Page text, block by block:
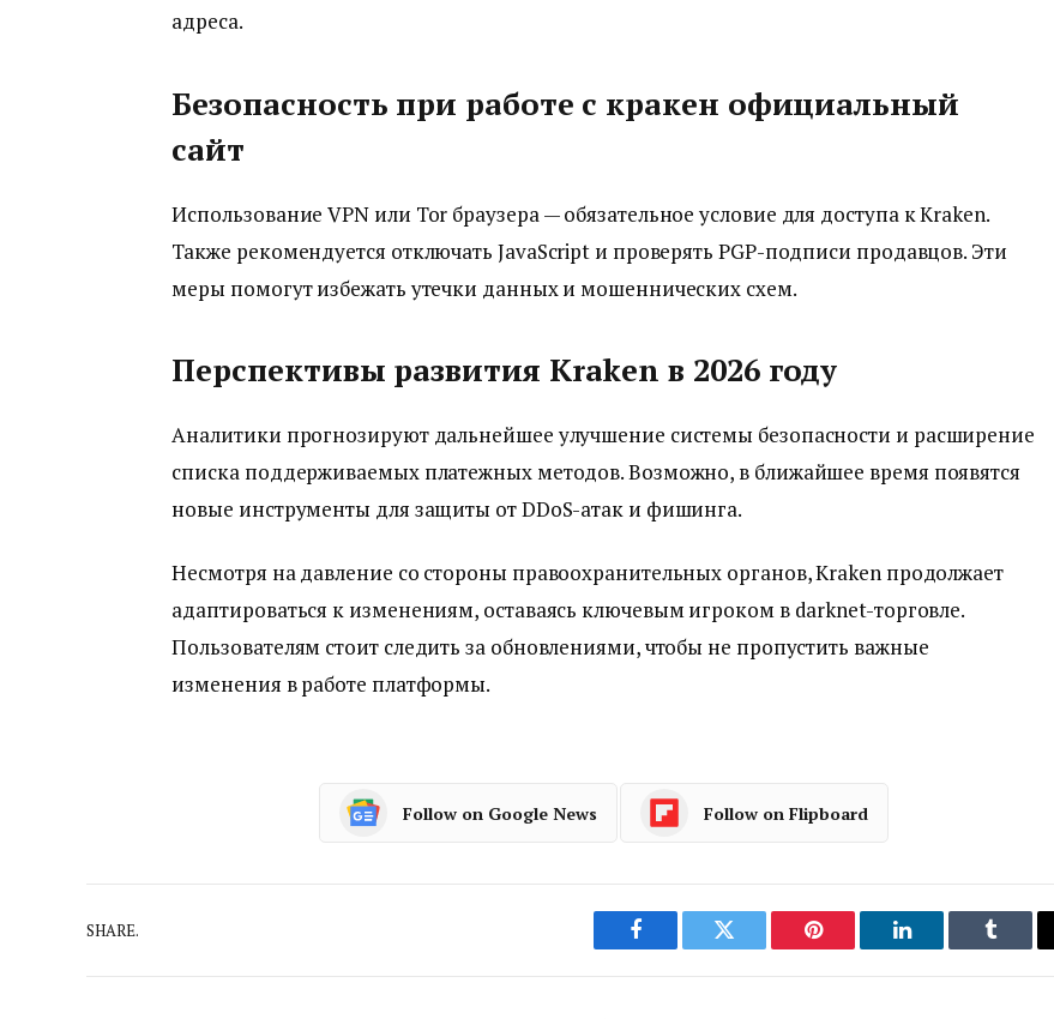
адреса.
Безопасность при работе с кракен официальный
сайт
Использование VPN или Tor браузера — обязательное условие для доступа к Kraken.
Также рекомендуется отключать JavaScript и проверять PGP-подписи продавцов. Эти
меры помогут избежать утечки данных и мошеннических схем.
Перспективы развития Kraken в 2026 году
Аналитики прогнозируют дальнейшее улучшение системы безопасности и расширение
списка поддерживаемых платежных методов. Возможно, в ближайшее время появятся
новые инструменты для защиты от DDoS-атак и фишинга.
Несмотря на давление со стороны правоохранительных органов, Kraken продолжает
адаптироваться к изменениям, оставаясь ключевым игроком в darknet-торговле.
Пользователям стоит следить за обновлениями, чтобы не пропустить важные
изменения в работе платформы.
Follow on Google News Follow on Flipboard
SHARE.
Facebook Twitter Pinterest LinkedIn Tumblr